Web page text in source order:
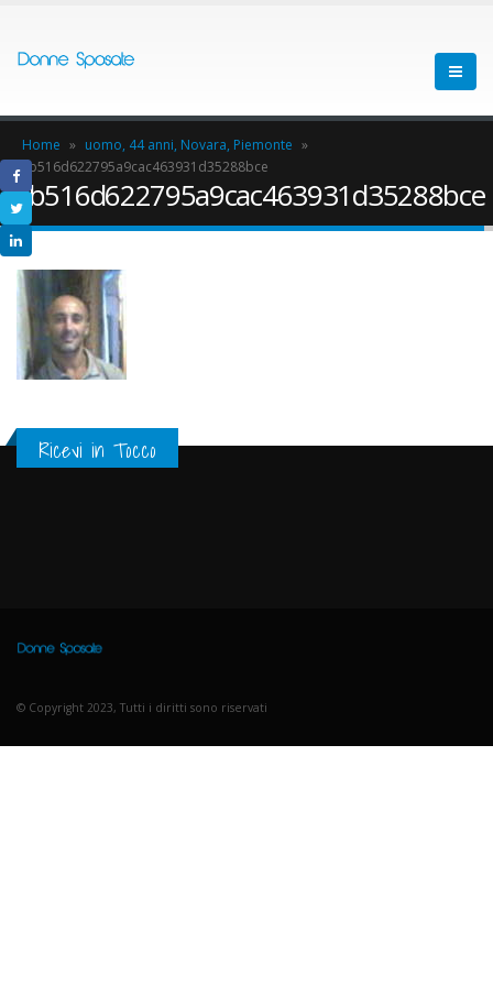
Home » uomo, 44 anni, Novara, Piemonte »
cb516d622795a9cac463931d35288bce
cb516d622795a9cac463931d35288bce
Ricevi in Tocco
© Copyright 2023, Tutti i diritti sono riservati